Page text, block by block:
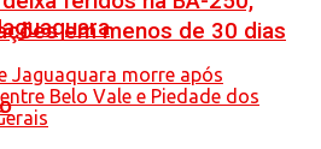
em menos de 30 dias